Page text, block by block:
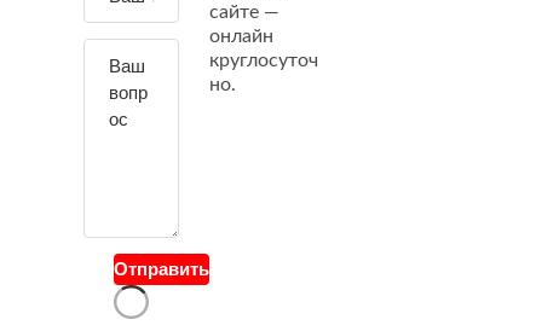
Отправить
сайте —
онлайн
круглосуточ
но.